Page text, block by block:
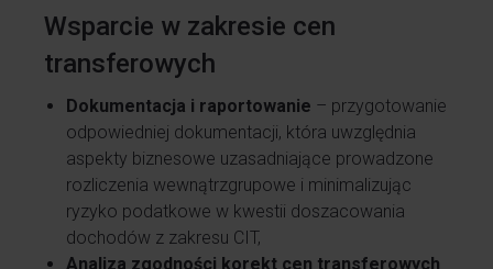
Wsparcie w zakresie cen
transferowych
Dokumentacja i raportowanie – przygotowanie
odpowiedniej dokumentacji, która uwzględnia
aspekty biznesowe uzasadniające prowadzone
rozliczenia wewnątrzgrupowe i minimalizując
ryzyko podatkowe w kwestii doszacowania
dochodów z zakresu CIT,
Analiza zgodności korekt cen transferowych